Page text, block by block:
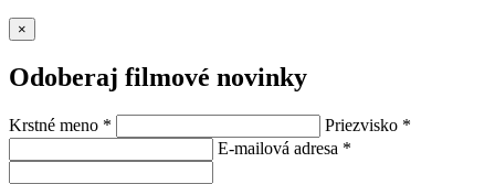
×
Odoberaj filmové novinky
Krstné meno * Priezvisko *
E-mailová adresa *